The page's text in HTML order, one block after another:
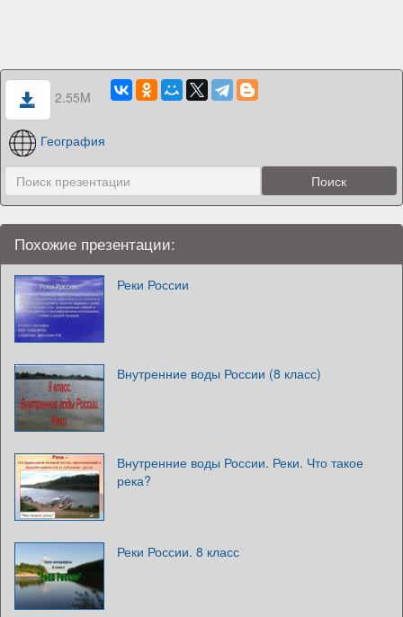
2.55M
География
Похожие презентации:
Реки России
Внутренние воды России (8 класс)
Внутренние воды России. Реки. Что такое
река?
Реки России. 8 класс